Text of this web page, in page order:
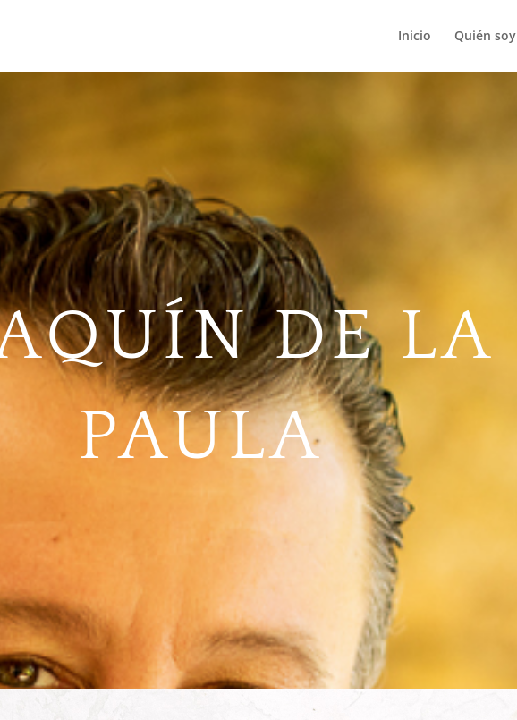
Inicio Quién soy
DE LA
PAULA